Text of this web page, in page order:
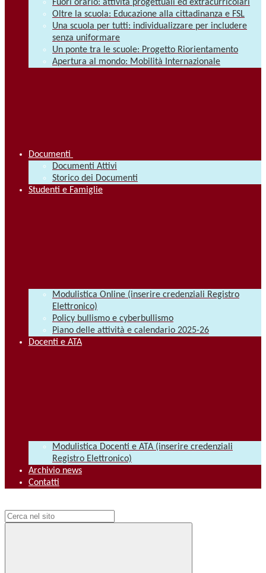
Fuori orario: attività progettuali ed extracurricolari
Oltre la scuola: Educazione alla cittadinanza e FSL
Una scuola per tutti: individualizzare per includere
senza uniformare
Un ponte tra le scuole: Progetto Riorientamento
Apertura al mondo: Mobilità Internazionale
Documenti
Documenti Attivi
Storico dei Documenti
Studenti e Famiglie
Modulistica Online (inserire credenziali Registro
Elettronico)
Policy bullismo e cyberbullismo
Piano delle attività e calendario 2025-26
Docenti e ATA
Modulistica Docenti e ATA (inserire credenziali
Registro Elettronico)
Archivio news
Contatti